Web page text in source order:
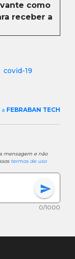
como
receber a
covid-19
a FEBRABAN TECH
mensagem e não
termos de uso
send
0/1000